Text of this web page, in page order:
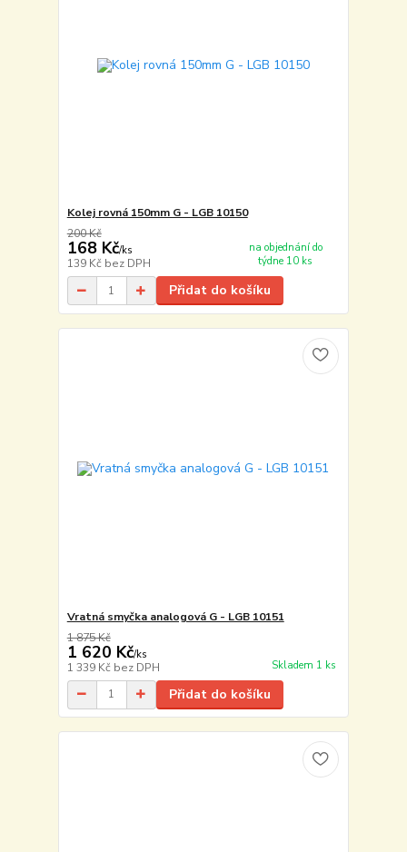
Kolej rovná 150mm G - LGB 10150
200 Kč
168 Kč/ks
139 Kč bez DPH
na objednání do
týdne 10 ks
Přidat do košíku
Vratná smyčka analogová G - LGB 10151
1 875 Kč
1 620 Kč/ks
1 339 Kč bez DPH Skladem 1 ks
Přidat do košíku